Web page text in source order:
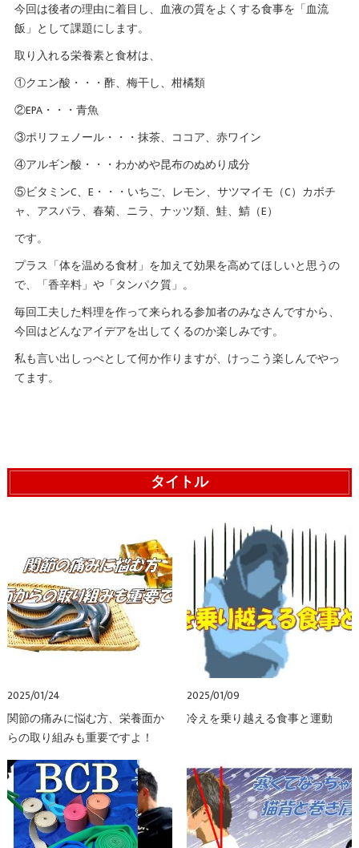
今回は後者の理由に着目し、血液の質をよくする食事を「血流
飯」として課題にします。
取り入れる栄養素と食材は、
①クエン酸・・・酢、梅干し、柑橘類
②EPA・・・青魚
③ポリフェノール・・・抹茶、ココア、赤ワイン
④アルギン酸・・・わかめや昆布のぬめり成分
⑤ビタミンC、E・・・いちご、レモン、サツマイモ（C）カボチ
ャ、アスパラ、春菊、ニラ、ナッツ類、鮭、鯖（E）
です。
プラス「体を温める食材」を加えて効果を高めてほしいと思うの
で、「香辛料」や「タンパク質」。
毎回工夫した料理を作って来られる参加者のみなさんですから、
今回はどんなアイデアを出してくるのか楽しみです。
私も言い出しっぺとして何か作りますが、けっこう楽しんでやっ
てます。
タイトル
2025/01/24
関節の痛みに悩む方、栄養面か
らの取り組みも重要ですよ！
2025/01/09
冷えを乗り越える食事と運動